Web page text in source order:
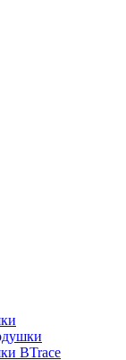
BTrace